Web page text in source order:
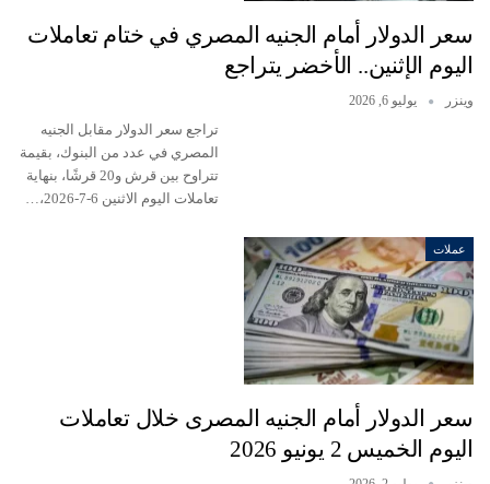
سعر الدولار أمام الجنيه المصري في ختام تعاملات
اليوم الإثنين.. الأخضر يتراجع
وينزر يوليو 6, 2026
تراجع سعر الدولار مقابل الجنيه
المصري في عدد من البنوك، بقيمة
تتراوح بين قرش و20 قرشًا، بنهاية
تعاملات اليوم الاثنين 6-7-2026،…
عملات
سعر الدولار أمام الجنيه المصرى خلال تعاملات
اليوم الخميس 2 يونيو 2026